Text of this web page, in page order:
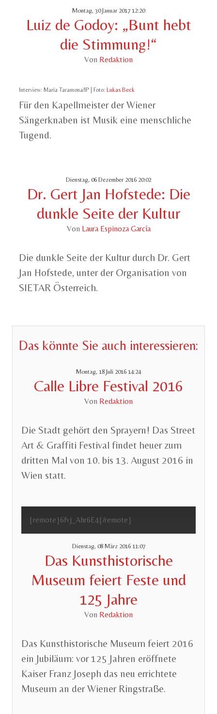
Montag, 30 Januar 2017 12:20
Luiz de Godoy: „Bunt hebt
die Stimmung!“
Von Redaktion
Interview: María Taramona/IP | Foto: Lukas Beck
Für den Kapellmeister der Wiener
Sängerknaben ist Musik eine menschliche
Tugend.
Dienstag, 06 Dezember 2016 20:02
Dr. Gert Jan Hofstede: Die
dunkle Seite der Kultur
Von Laura Espinoza García
Die dunkle Seite der Kultur durch Dr. Gert
Jan Hofstede, unter der Organisation von
SIETAR Österreich.
Das könnte Sie auch interessieren:
Montag, 18 Juli 2016 14:24
Calle Libre Festival 2016
Von Redaktion
Die Stadt gehört den Sprayern! Das Street
Art & Graffiti Festival findet heuer zum
dritten Mal von 10. bis 13. August 2016 in
Wien statt.
{remote}6fvj_Ahr6E4{/remote}
Dienstag, 08 März 2016 11:07
Das Kunsthistorische
Museum feiert Feste und
125 Jahre
Von Redaktion
Das Kunsthistorische Museum feiert 2016
ein Jubiläum: vor 125 Jahren eröffnete
Kaiser Franz Joseph das neu errichtete
Museum an der Wiener Ringstraße.